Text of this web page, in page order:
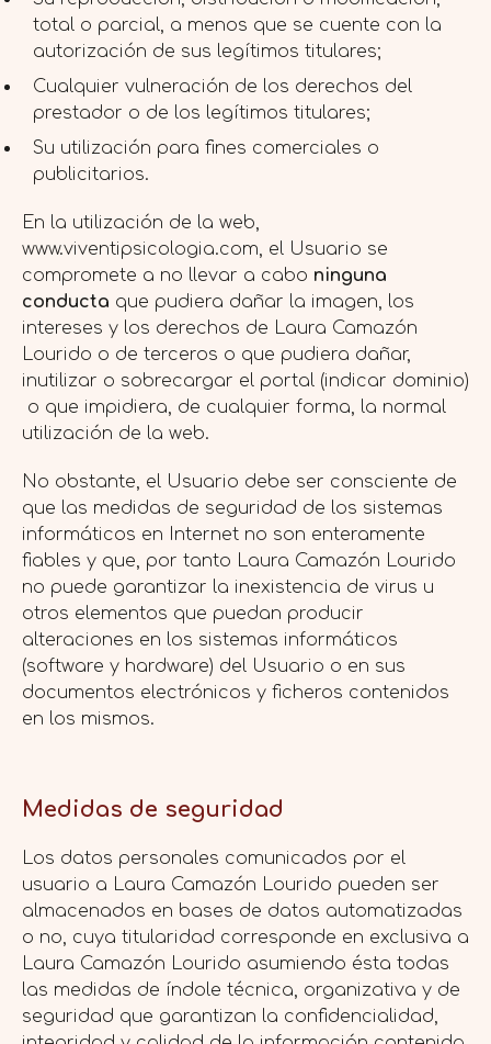
total o parcial, a menos que se cuente con la
autorización de sus legítimos titulares;
Cualquier vulneración de los derechos del
prestador o de los legítimos titulares;
Su utilización para fines comerciales o
publicitarios.
En la utilización de la web,
www.viventipsicologia.com, el Usuario se
compromete a no llevar a cabo ninguna
conducta que pudiera dañar la imagen, los
intereses y los derechos de Laura Camazón
Lourido o de terceros o que pudiera dañar,
inutilizar o sobrecargar el portal (indicar dominio)
o que impidiera, de cualquier forma, la normal
utilización de la web.
No obstante, el Usuario debe ser consciente de
que las medidas de seguridad de los sistemas
informáticos en Internet no son enteramente
fiables y que, por tanto Laura Camazón Lourido
no puede garantizar la inexistencia de virus u
otros elementos que puedan producir
alteraciones en los sistemas informáticos
(software y hardware) del Usuario o en sus
documentos electrónicos y ficheros contenidos
en los mismos.
Medidas de seguridad
Los datos personales comunicados por el
usuario a Laura Camazón Lourido pueden ser
almacenados en bases de datos automatizadas
o no, cuya titularidad corresponde en exclusiva a
Laura Camazón Lourido asumiendo ésta todas
las medidas de índole técnica, organizativa y de
seguridad que garantizan la confidencialidad,